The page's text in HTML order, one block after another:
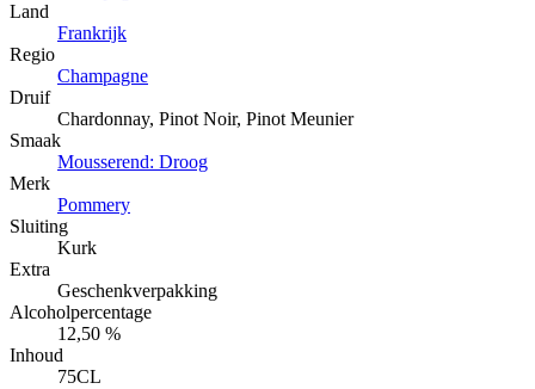
Land
Frankrijk
Regio
Champagne
Druif
Chardonnay, Pinot Noir, Pinot Meunier
Smaak
Mousserend: Droog
Merk
Pommery
Sluiting
Kurk
Extra
Geschenkverpakking
Alcoholpercentage
12,50 %
Inhoud
75CL